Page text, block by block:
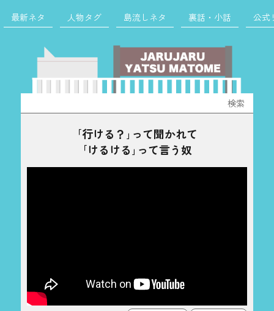
最新ネタ 人物タグ 島流しネタ 裏話・小話 公式
索:
｢行ける？｣って聞かれて
｢けるける｣って言う奴